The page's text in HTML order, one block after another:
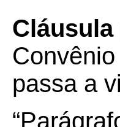
passa a